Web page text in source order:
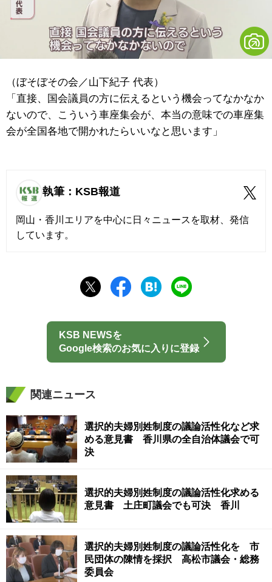
（ぼそぼその会／山下紀子 代表）
「直接、国会議員の方に伝えるという機会ってなかなか
ないので、こういう車座集会が、本当の意味での車座集
会が全国各地で開かれたらいいなと思います」
執筆：KSB報道
岡山・香川エリアを中心に日々ニュースを取材、発信
しています。
KSB NEWSを
Google検索のお気に入りに登録
関連ニュース
選択的夫婦別姓制度の議論活性化など求
める意見書 香川県の全自治体議会で可
決
選択的夫婦別姓制度の議論活性化求める
意見書 土庄町議会でも可決 香川
選択的夫婦別姓制度の議論活性化を 市
民団体の陳情を採択 高松市議会・総務
委員会